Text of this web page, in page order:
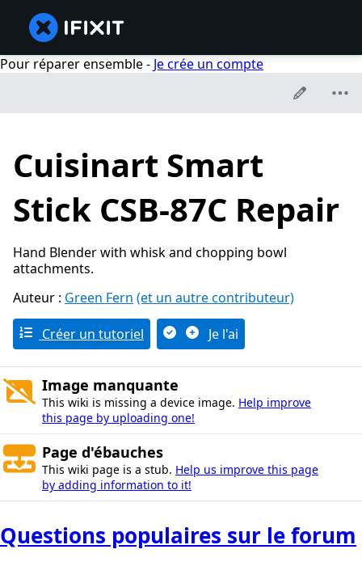
Pour réparer ensemble - Je crée un compte
Cuisinart Smart
Stick CSB-87C Repair
Hand Blender with whisk and chopping bowl
attachments.
Auteur : Green Fern (et un autre contributeur)
Créer un tutoriel Je l'ai
Image manquante
This wiki is missing a device image. Help improve
this page by uploading one!
Page d'ébauches
This wiki page is a stub. Help us improve this page
by adding information to it!
Questions populaires sur le forum